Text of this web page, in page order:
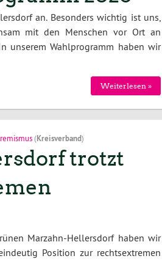
an. Besonders wichtig ist uns,
mit den Menschen vor Ort an
unserem Wahlprogramm haben wir
Weiterlesen »
(Kreisverband)
trotzt
Marzahn-Hellersdorf haben wir
Position zur rechtsextremen